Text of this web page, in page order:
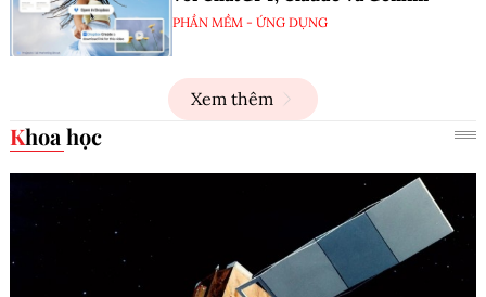
PHẦN MỀM - ỨNG DỤNG
Xem thêm
Khoa học